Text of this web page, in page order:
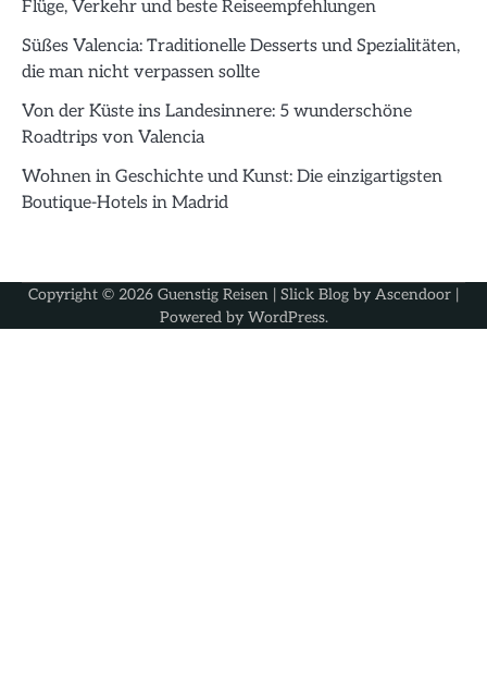
Flüge, Verkehr und beste Reiseempfehlungen
Süßes Valencia: Traditionelle Desserts und Spezialitäten,
die man nicht verpassen sollte
Von der Küste ins Landesinnere: 5 wunderschöne
Roadtrips von Valencia
Wohnen in Geschichte und Kunst: Die einzigartigsten
Boutique-Hotels in Madrid
Copyright © 2026 Guenstig Reisen | Slick Blog by Ascendoor |
Powered by WordPress.